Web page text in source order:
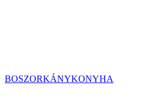
BOSZORKÁNYKONYHA